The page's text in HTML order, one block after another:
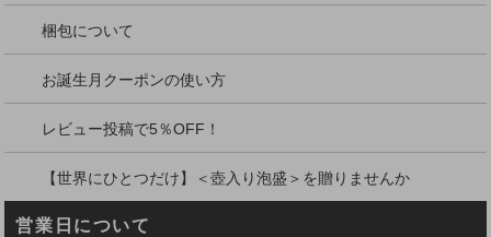
梱包について
お誕生月クーポンの使い方
レビュー投稿で5％OFF！
【世界にひとつだけ】＜壺入り泡盛＞を贈りませんか
営業日について